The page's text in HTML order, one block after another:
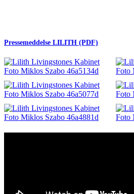
Pressemeddelse LILITH (PDF)